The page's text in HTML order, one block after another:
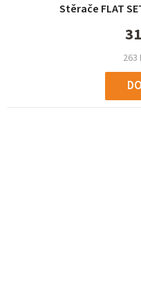
Stěrače FLAT
263